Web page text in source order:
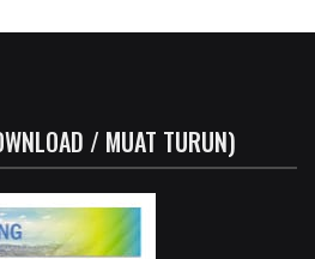
/ MUAT TURUN)